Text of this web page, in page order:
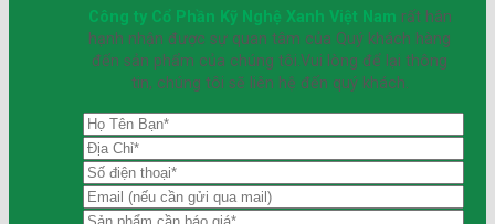
Công ty Cổ Phần Kỹ Nghệ Xanh Việt Nam rất hân
hạnh nhận được sự quan tâm của Quý khách hàng
đến sản phẩm của chúng tôi.Vui lòng để lại thông
tin, chúng tôi sẽ liên hệ đến quý khách.